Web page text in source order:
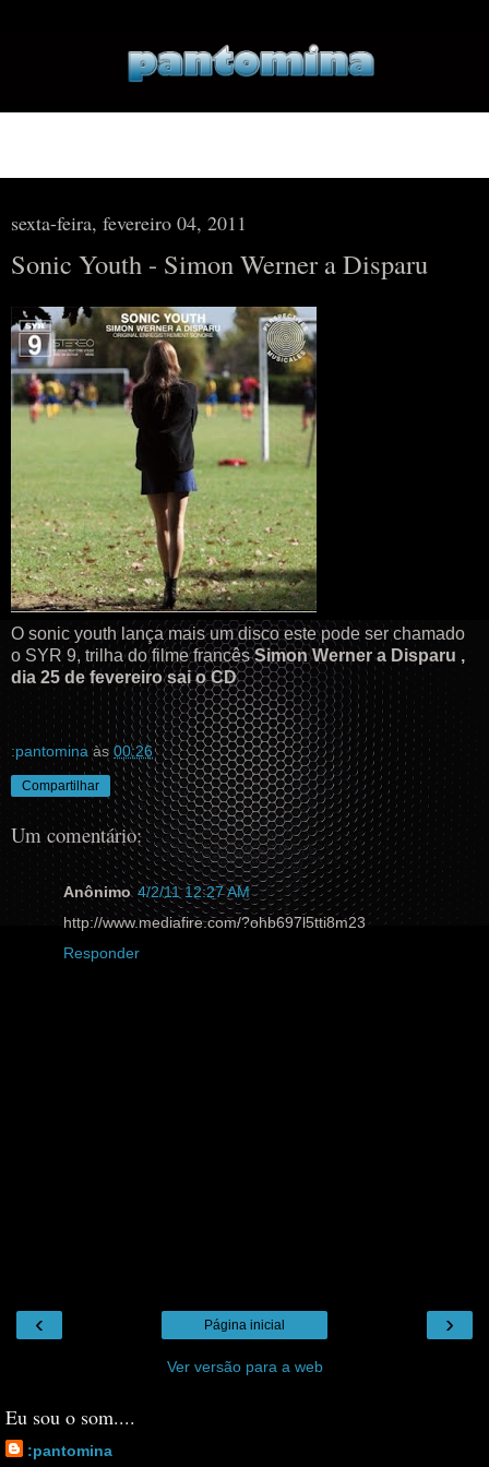
sexta-feira, fevereiro 04, 2011
Sonic Youth - Simon Werner a Disparu
O sonic youth lança mais um disco este pode ser chamado
o SYR 9, trilha do filme francêsSimon Werner a Disparu ,
dia 25 de fevereiro sai o CD
:pantomina às 00:26
Compartilhar
Um comentário:
Anônimo 4/2/11 12:27 AM
http://www.mediafire.com/?ohb697l5tti8m23
Responder
‹ ›
Página inicial
Ver versão para a web
Eu sou o som....
:pantomina